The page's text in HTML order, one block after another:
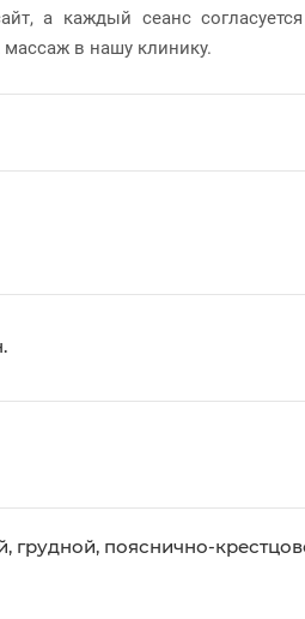
а каждый сеанс
в нашу клинику.
грудной, пояснично-